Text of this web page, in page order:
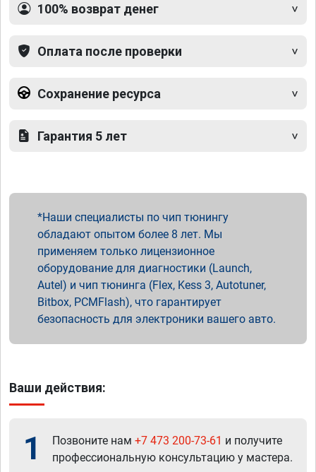
100% возврат денег
Оплата после проверки
Сохранение ресурса
Гарантия 5 лет
Наши специалисты по чип тюнингу
обладают опытом более 8 лет. Мы
применяем только лицензионное
оборудование для диагностики (Launch,
Autel) и чип тюнинга (Flex, Kess 3, Autotuner,
Bitbox, PCMFlash), что гарантирует
безопасность для электроники вашего авто.
Ваши действия:
1 Позвоните нам +7 473 200-73-61 и получите
профессиональную консультацию у мастера.